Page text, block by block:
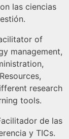
las ciencias
of
management,
research
tools.
de las
y TICs.